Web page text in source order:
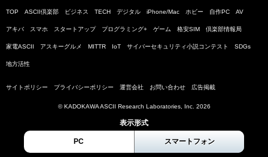
TOP ASCII倶楽部 ビジネス TECH デジタル iPhone/Mac ホビー 自作PC AV
アキバ スマホ スタートアップ プログラミング+ ゲーム 格安SIM 倶楽部情報局
家電ASCII アスキーグルメ MITTR IoT サイバーセキュリティ小説コンテスト SDGs
地方活性
サイトポリシー プライバシーポリシー 運営会社 お問い合わせ 広告掲載
© KADOKAWA ASCII Research Laboratories, Inc. 2026
表示形式
PC スマートフォン